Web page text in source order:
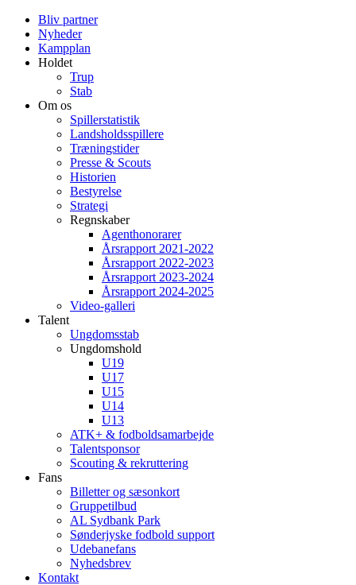
Bliv partner
Nyheder
Kampplan
Holdet
Trup
Stab
Om os
Spillerstatistik
Landsholdsspillere
Træningstider
Presse & Scouts
Historien
Bestyrelse
Strategi
Regnskaber
Agenthonorarer
Årsrapport 2021-2022
Årsrapport 2022-2023
Årsrapport 2023-2024
Årsrapport 2024-2025
Video-galleri
Talent
Ungdomsstab
Ungdomshold
U19
U17
U15
U14
U13
ATK+ & fodboldsamarbejde
Talentsponsor
Scouting & rekruttering
Fans
Billetter og sæsonkort
Gruppetilbud
AL Sydbank Park
Sønderjyske fodbold support
Udebanefans
Nyhedsbrev
Kontakt